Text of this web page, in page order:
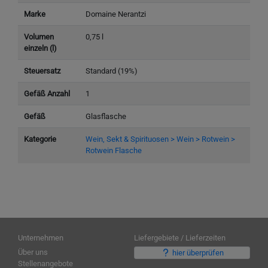
Marke Domaine Nerantzi
Volumen
einzeln (l)
0,75 l
Steuersatz Standard (19%)
Gefäß Anzahl 1
Gefäß Glasflasche
Kategorie
Wein, Sekt & Spirituosen > Wein > Rotwein >
Rotwein Flasche
Unternehmen
Über uns
Stellenangebote
Liefergebiete / Lieferzeiten
hier überprüfen